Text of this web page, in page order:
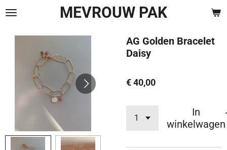
Ga
naar
hoofdinhoud
MEVROUW PAK
AG Golden Bracelet
Daisy
€ 40,00
In
winkelwagen